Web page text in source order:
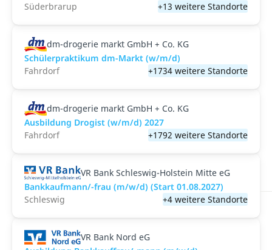
Süderbrarup
+13 weitere Standorte
dm-drogerie markt GmbH + Co. KG
Schülerpraktikum dm-Markt (w/m/d)
Fahrdorf
+1734 weitere Standorte
dm-drogerie markt GmbH + Co. KG
Ausbildung Drogist (w/m/d) 2027
Fahrdorf
+1792 weitere Standorte
VR Bank Schleswig-Holstein Mitte eG
Bankkaufmann/-frau (m/w/d) (Start 01.08.2027)
Schleswig
+4 weitere Standorte
VR Bank Nord eG